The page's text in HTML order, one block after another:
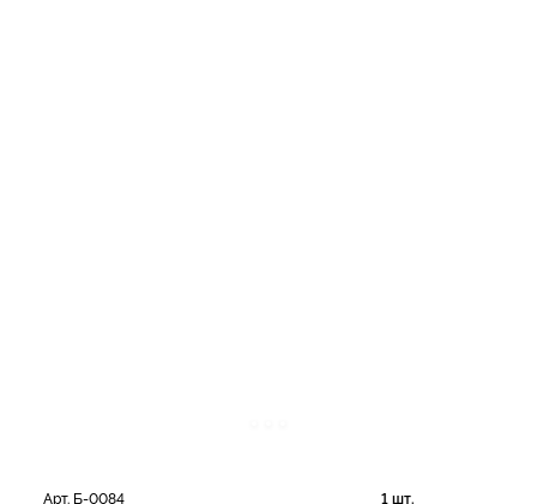
Арт. Б-0084 1 шт.